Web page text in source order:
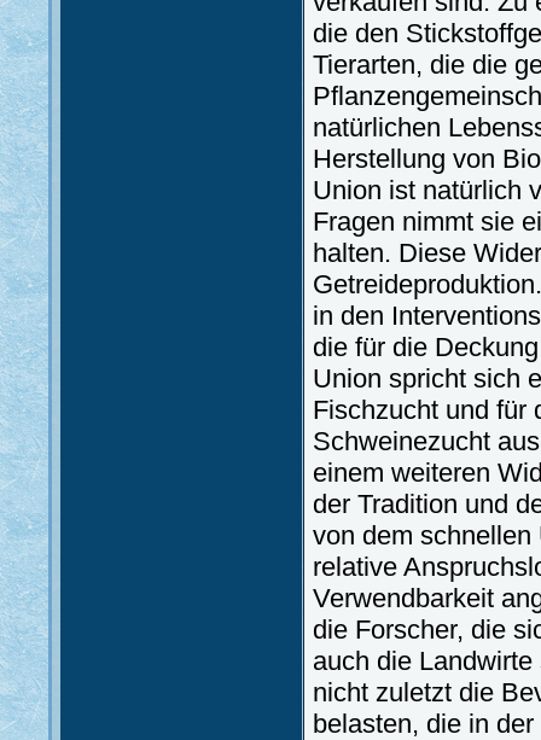
die den
Tierarten, die die
natürlichen
Herstellung von
Union ist natürlich
Fragen nimmt sie
halten. Diese
in den
die für die
Union spricht sich
Fischzucht und für
Schweinezucht
einem weiteren
der Tradition und
von dem
relative
Verwendbarkeit
die Forscher, die
auch die
nicht zuletzt die
belasten, die in